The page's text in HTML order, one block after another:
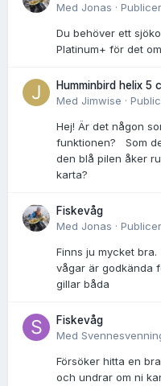
Med Jonas ·
Du behöver ett
Platinum+ för det
Humminbird helix 5
Med Jimwise ·
Hej! Är det någon
funktionen? Som
den blå pilen åker
karta?
Fiskevåg
Med Jonas ·
Finns ju mycket
vågar är godkända
gillar båda
Fiskevåg
Med
Försöker hitta en
och undrar om ni